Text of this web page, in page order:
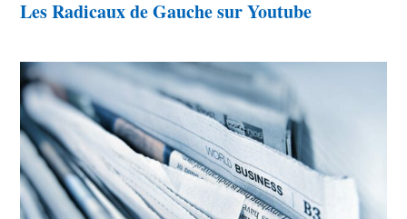
Les Radicaux de Gauche sur Youtube